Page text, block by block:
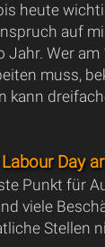
heute
auf
Jahr. Wer am
muss,
kann
Day
Punkt für
viele
Stellen